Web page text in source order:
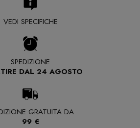
VEDI SPECIFICHE
SPEDIZIONE
DAL 24 AGOSTO
GRATUITA DA
99 €